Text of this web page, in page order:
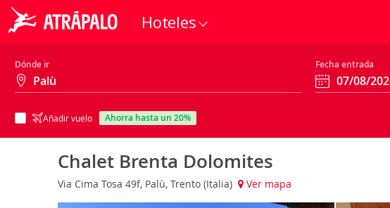
Hoteles
Dónde ir Fecha entrada
Añadir vuelo ahorra hasta un 20%
Chalet Brenta Dolomites
Via Cima Tosa 49f, Palù, Trento (Italia) Ver mapa